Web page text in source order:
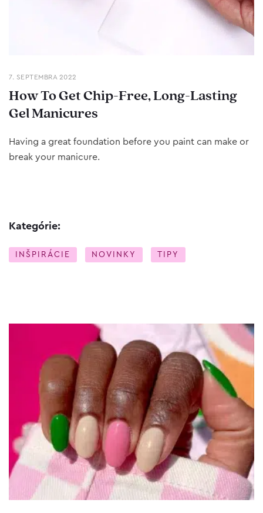
7. SEPTEMBRA 2022
How To Get Chip-Free, Long-Lasting
Gel Manicures
Having a great foundation before you paint can make or
break your manicure.
Kategórie:
INŠPIRÁCIE NOVINKY TIPY